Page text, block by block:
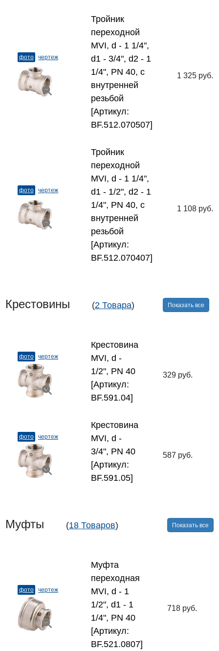
фото чертеж
Тройник
переходной
MVI, d - 1 1/4",
d1 - 3/4", d2 - 1
1/4", PN 40, с
внутренней
резьбой
[Артикул:
BF.512.070507]
1 325 руб.
фото чертеж
Тройник
переходной
MVI, d - 1 1/4",
d1 - 1/2", d2 - 1
1/4", PN 40, с
внутренней
резьбой
[Артикул:
BF.512.070407]
1 108 руб.
Крестовины (2 Товара) Показать все
фото чертеж
Крестовина
MVI, d -
1/2", PN 40
[Артикул:
BF.591.04]
329 руб.
фото чертеж
Крестовина
MVI, d -
3/4", PN 40
[Артикул:
BF.591.05]
587 руб.
Муфты (18 Товаров) Показать все
фото чертеж
Муфта
переходная
MVI, d - 1
1/2", d1 - 1
1/4", PN 40
[Артикул:
BF.521.0807]
718 руб.